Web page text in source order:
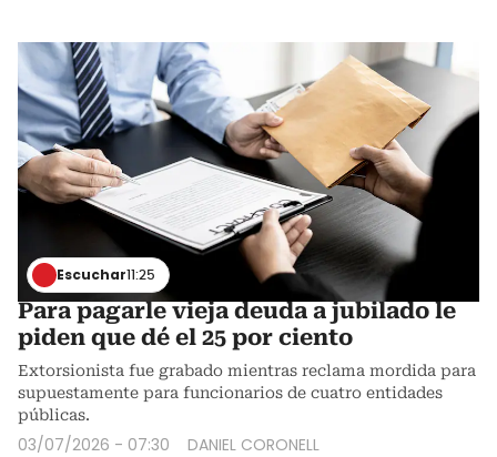
Escuchar 11:25
Para pagarle vieja deuda a jubilado le
piden que dé el 25 por ciento
Extorsionista fue grabado mientras reclama mordida para
supuestamente para funcionarios de cuatro entidades
públicas.
03/07/2026 - 07:30 DANIEL CORONELL